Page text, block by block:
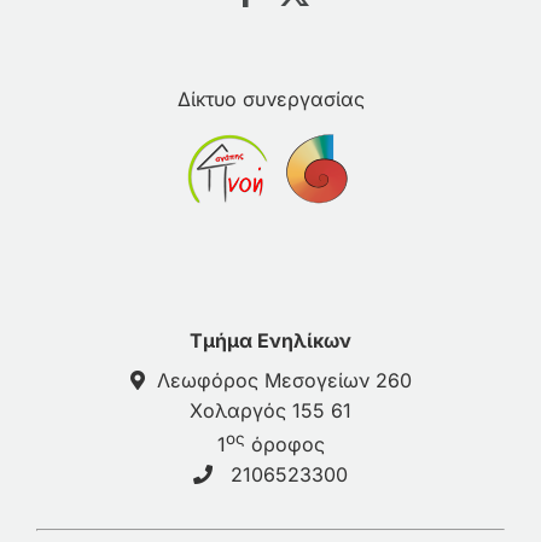
Δίκτυο συνεργασίας
Τμήμα Ενηλίκων
Λεωφόρος Μεσογείων 260
Χολαργός 155 61
1ος όροφος
2106523300